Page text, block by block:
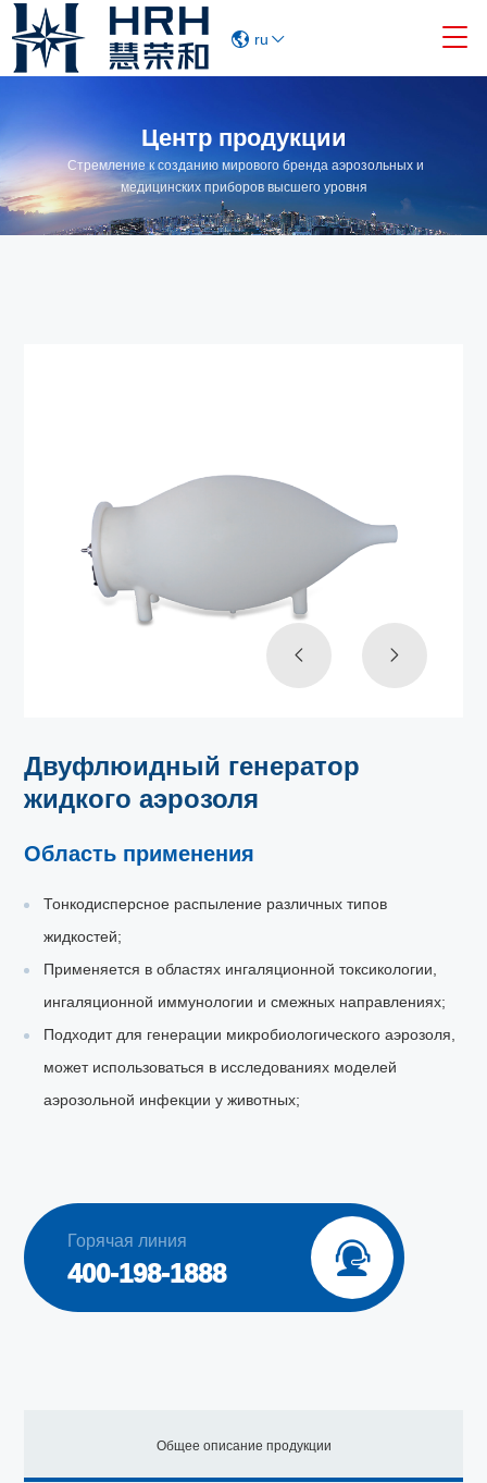
ru 
Центр продукции
Стремление к созданию мирового бренда аэрозольных и
медицинских приборов высшего уровня
Двуфлюидный генератор
жидкого аэрозоля
Область применения
Тонкодисперсное распыление различных типов
жидкостей;
Применяется в областях ингаляционной токсикологии,
ингаляционной иммунологии и смежных направлениях;
Подходит для генерации микробиологического аэрозоля,
может использоваться в исследованиях моделей
аэрозольной инфекции у животных;
Горячая линия
400-198-1888 
Общее описание продукции